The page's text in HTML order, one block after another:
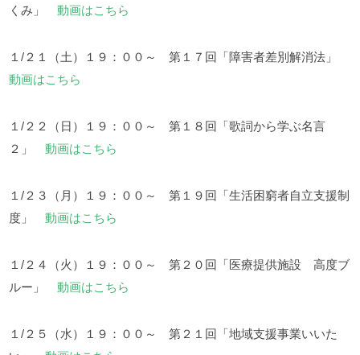
くみ」動画はこちら
１/２１（土）１９：００～ 第１７回「障害者差別解消法」
動画はこちら
１/２２（日）１９：００～ 第１８回「歌詞から学ぶ名言
２」動画はこちら
１/２３（月）１９：００～ 第１９回「生活困窮者自立支援制
度」動画はこちら
１/２４（火）１９：００～ 第２０回「医療提供施設 高度ブ
ルー」動画はこちら
１/２５（水）１９：００～ 第２１回「地域支援事業いいた